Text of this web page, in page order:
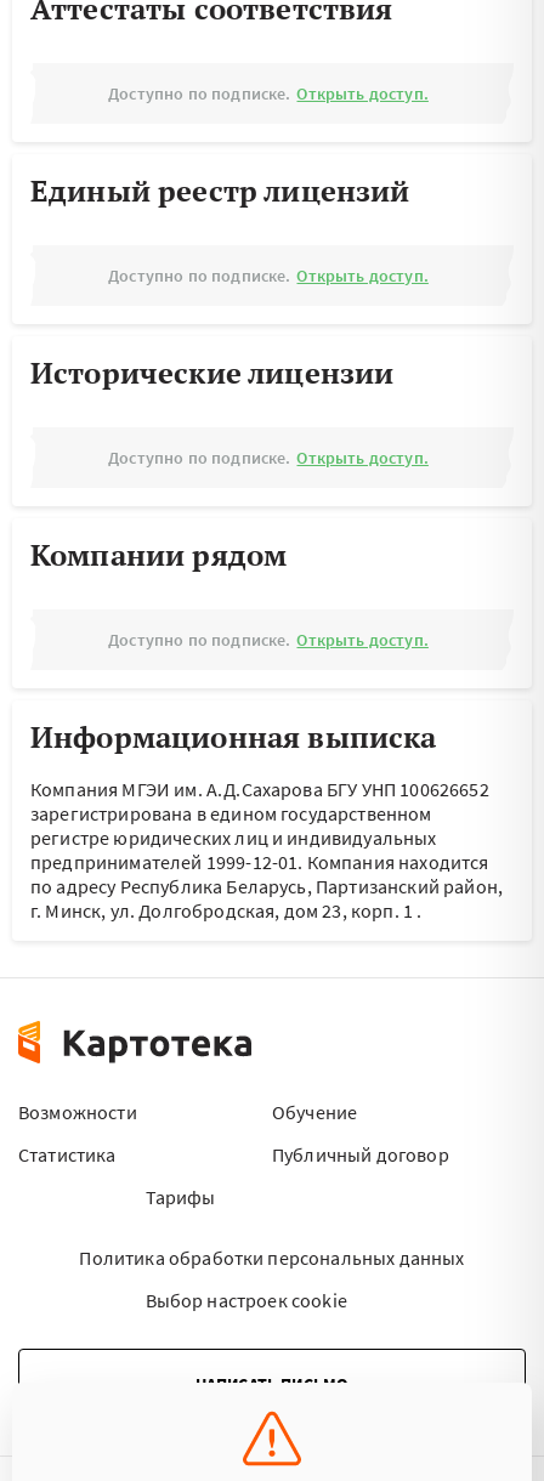
Аттестаты соответствия
Доступно по подписке. Открыть доступ.
Единый реестр лицензий
Доступно по подписке. Открыть доступ.
Исторические лицензии
Доступно по подписке. Открыть доступ.
Компании рядом
Доступно по подписке. Открыть доступ.
Информационная выписка
Компания МГЭИ им. А.Д.Сахарова БГУ УНП 100626652
зарегистрирована в едином государственном
регистре юридических лиц и индивидуальных
предпринимателей 1999-12-01. Компания находится
по адресу Республика Беларусь, Партизанский район,
г. Минск, ул. Долгобродская, дом 23, корп. 1 .
Возможности
Статистика
Тарифы
Обучение
Публичный договор
Политика обработки персональных данных
Выбор настроек cookie
НАПИСАТЬ ПИСЬМО